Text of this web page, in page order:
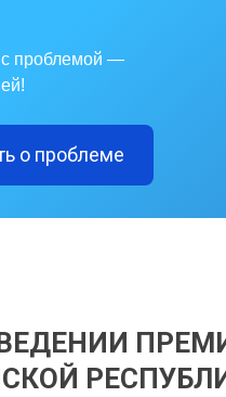
с проблемой —
о проблеме